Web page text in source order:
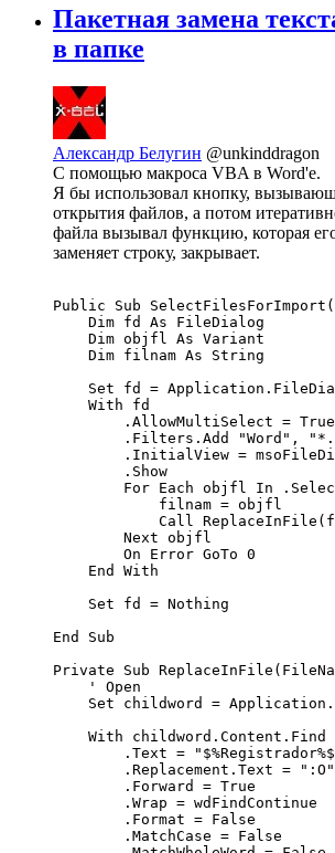
Пакетная замена
в папке
Александр Белугин @unkinddragon
С помощью макроса VBA в Word'е.
Я бы использовал кнопку,
открытия файлов, а потом
файла вызывал функцию, которая
заменяет строку, закрывает.
Public Sub
    Dim fd As FileDialog
    Dim objfl As Variant
    Dim filnam As String
Set fd =
    With fd
        .AllowMultiSelect = True
.Filters.Add "Word",
.InitialView =
        .Show
For Each objfl In
            filnam = objfl
Call
        Next objfl
        On Error GoTo 0
    End With
    Set fd = Nothing
End Sub
Private Sub
    ' Open
Set childword =
    With childword.Content.Find
.Text =
.Replacement.Text =
        .Forward = True
        .Wrap = wdFindContinue
        .Format = False
        .MatchCase = False